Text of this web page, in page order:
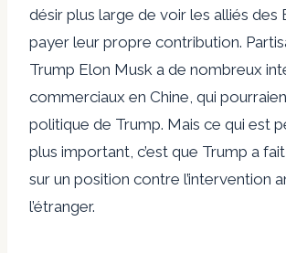
désir plus large de voir les alliés des
payer leur propre contribution.
Trump Elon Musk a de nombreux
commerciaux en Chine, qui
politique de Trump. Mais ce qui est
plus important, c’est que Trump a
sur un position contre l’intervention
l’étranger.